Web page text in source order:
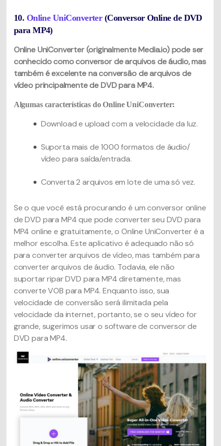
10. Online UniConverter(Conversor Online de DVD
para MP4)
Online UniConverter (originalmente Media.io) pode ser
conhecido como conversor de arquivos de áudio, mas
também é excelente na conversão de arquivos de
vídeo principalmente de DVD para MP4.
Algumas características do Online UniConverter:
Download e upload com a velocidade da luz.
Suporta mais de 1000 formatos de áudio/
vídeo para saída/entrada.
Converta 2 arquivos em lote de uma só vez.
Se o que você está procurando é um conversor online
de DVD para MP4 que pode converter seu DVD para
MP4 online e gratuitamente, o Online UniConverter é a
melhor escolha. Este aplicativo é adequado não só
para converter arquivos de vídeo, mas também para
converter arquivos de áudio. Todavia, ele não
suportar ripar DVD para MP4 diretamente, mas
converte VOB para MP4. Enquanto isso, sua
velocidade de conversão será ilimitada pela
velocidade da internet, portanto, se o seu vídeo for
grande, sugerimos usar o software de conversor de
DVD para MP4.